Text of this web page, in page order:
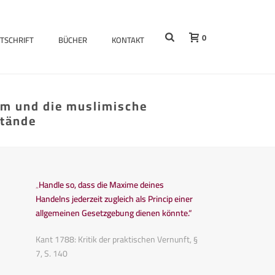
BÜCHER KONTAKT 0
und die muslimische
„Handle so, dass die Maxime deines
Handelns jederzeit zugleich als Princip einer
allgemeinen Gesetzgebung dienen könnte.“
Kant 1788: Kritik der praktischen Vernunft, §
7, S. 140